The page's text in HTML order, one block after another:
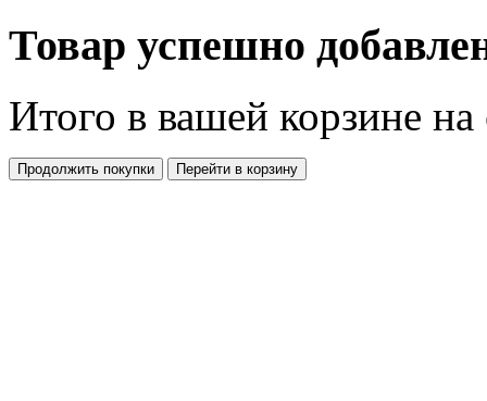
Товар успешно
Итого в вашей корзине
Продолжить покупки Перейти в корзину